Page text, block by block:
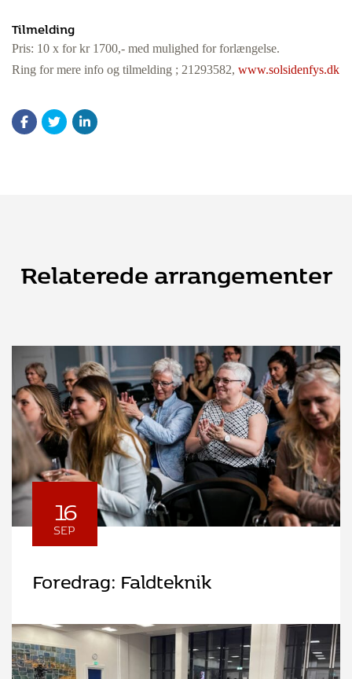
Tilmelding
Pris: 10 x for kr 1700,- med mulighed for forlængelse.
Ring for mere info og tilmelding ; 21293582, www.solsidenfys.dk
Relaterede arrangementer
16
SEP
Foredrag: Faldteknik